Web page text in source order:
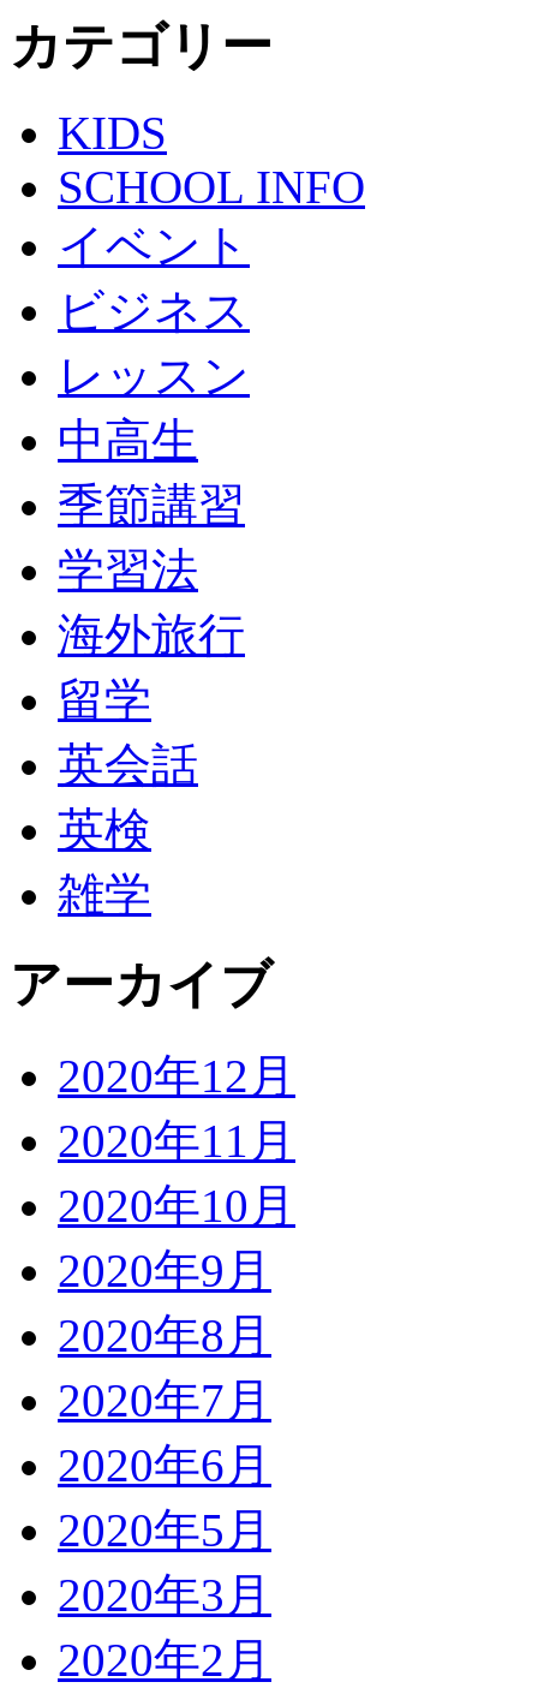
カテゴリー
KIDS
SCHOOL INFO
イベント
ビジネス
レッスン
中高生
季節講習
学習法
海外旅行
留学
英会話
英検
雑学
アーカイブ
2020年12月
2020年11月
2020年10月
2020年9月
2020年8月
2020年7月
2020年6月
2020年5月
2020年3月
2020年2月